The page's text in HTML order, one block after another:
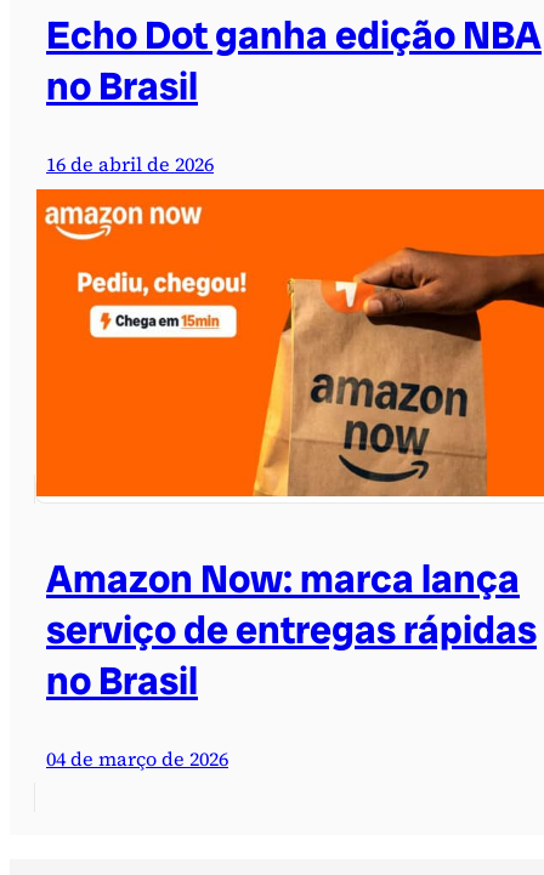
Echo Dot ganha edição NBA
no Brasil
16 de abril de 2026
Amazon Now: marca lança
serviço de entregas rápidas
no Brasil
04 de março de 2026